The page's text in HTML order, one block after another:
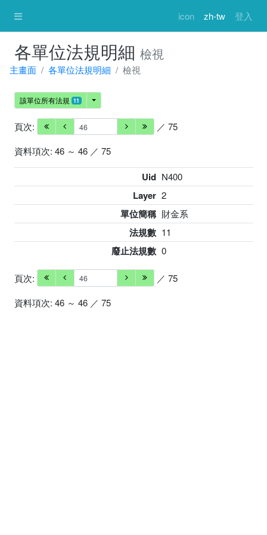
icon zh-tw 登入
各單位法規明細 檢視
主畫面 各單位法規明細 檢視
該單位所有法規 11
頁次:
／ 75
資料項次: 46 ～ 46 ／ 75
Uid N400
Layer 2
單位簡稱 財金系
法規數 11
廢止法規數 0
頁次:
／ 75
資料項次: 46 ～ 46 ／ 75